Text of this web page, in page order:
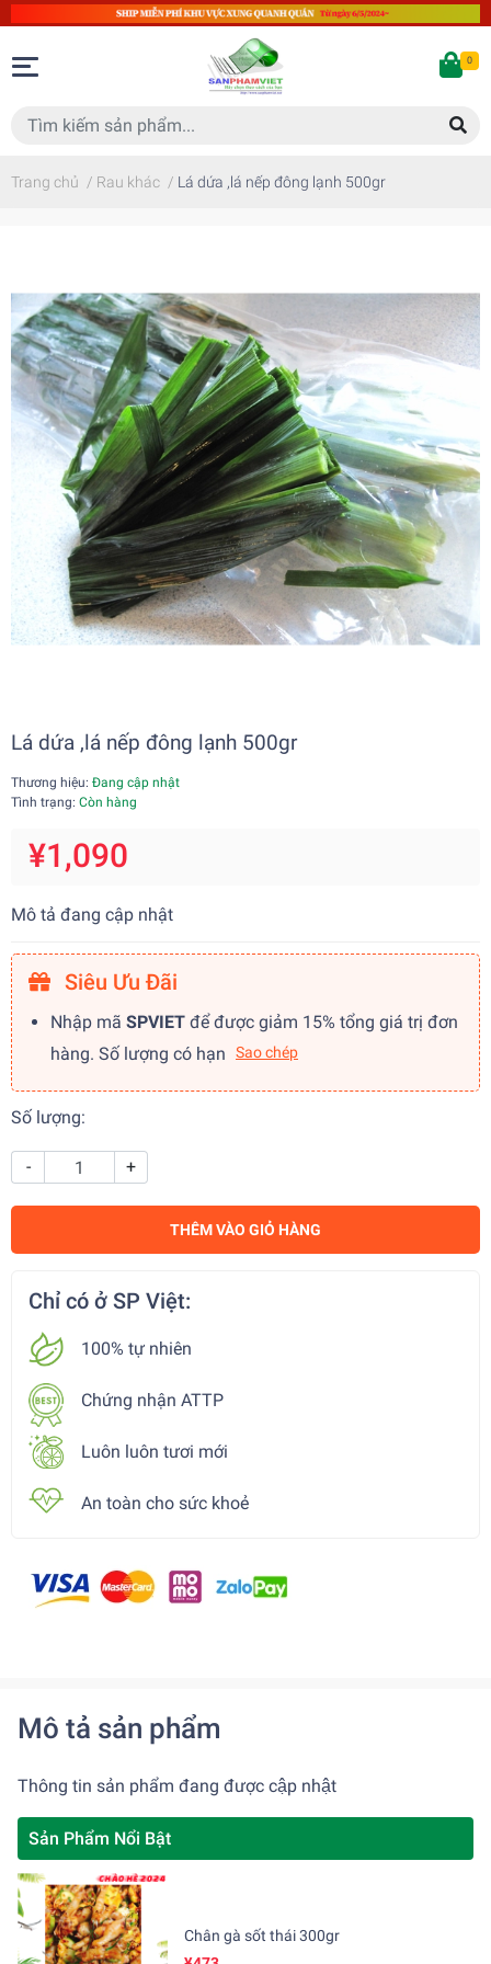
0
Trang chủ / Rau khác / Lá dứa ,lá nếp đông lạnh 500gr
Lá dứa ,lá nếp đông lạnh 500gr
Thương hiệu: Đang cập nhật
Tình trạng: Còn hàng
¥1,090
Mô tả đang cập nhật
Siêu Ưu Đãi
Nhập mã SPVIET để được giảm 15% tổng giá trị đơn
hàng. Số lượng có hạn
Sao chép
Số lượng:
- +
THÊM VÀO GIỎ HÀNG
Chỉ có ở SP Việt:
100% tự nhiên
Chứng nhận ATTP
Luôn luôn tươi mới
An toàn cho sức khoẻ
Mô tả sản phẩm
Thông tin sản phẩm đang được cập nhật
Sản Phẩm Nổi Bật
Chân gà sốt thái 300gr